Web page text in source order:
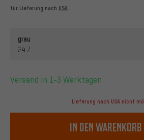
für Lieferung nach USA
grau
24 Z
Versand in 1-3 Werktagen
Lieferung nach USA nicht
In den Warenkorb